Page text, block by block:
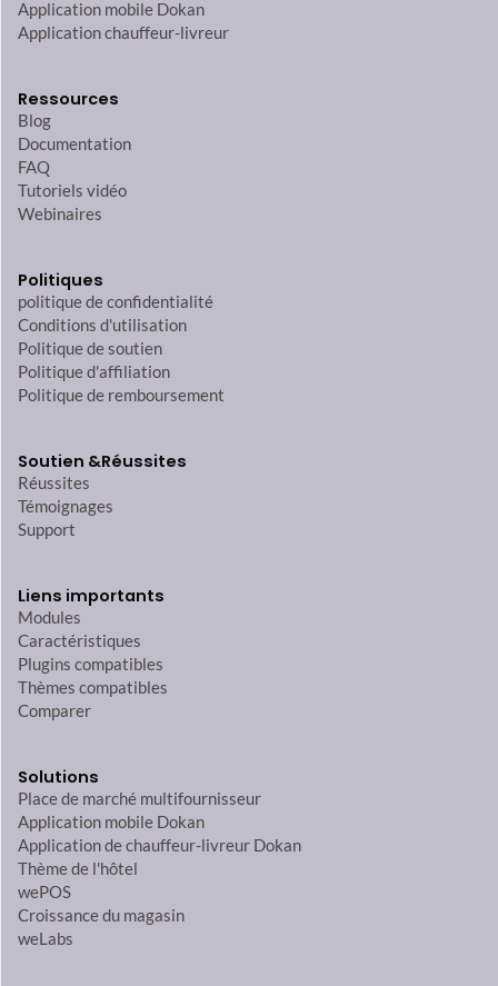
Application mobile Dokan
Application chauffeur-livreur
Ressources
Blog
Documentation
FAQ
Tutoriels vidéo
Webinaires
Politiques
politique de confidentialité
Conditions d'utilisation
Politique de soutien
Politique d'affiliation
Politique de remboursement
Soutien &Réussites
Réussites
Témoignages
Support
Liens importants
Modules
Caractéristiques
Plugins compatibles
Thèmes compatibles
Comparer
Solutions
Place de marché multifournisseur
Application mobile Dokan
Application de chauffeur-livreur Dokan
Thème de l'hôtel
wePOS
Croissance du magasin
weLabs